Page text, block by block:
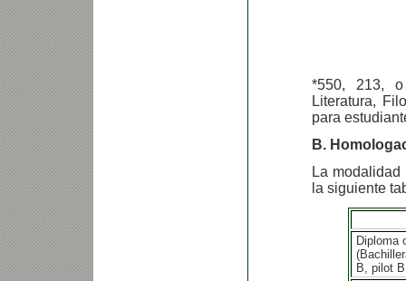
*550, 213,
Literatura,
para
B.
La
la siguiente
Diploma
B, pilot B